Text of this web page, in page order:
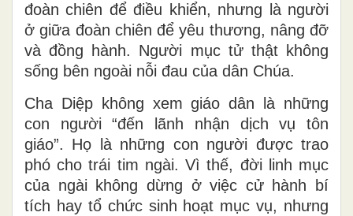
đoàn chiên để điều khiển, nhưng là người
ở giữa đoàn chiên để yêu thương, nâng đỡ
và đồng hành. Người mục tử thật không
sống bên ngoài nỗi đau của dân Chúa.
Cha Diệp không xem giáo dân là những
con người “đến lãnh nhận dịch vụ tôn
giáo”. Họ là những con người được trao
phó cho trái tim ngài. Vì thế, đời linh mục
của ngài không dừng ở việc cử hành bí
tích hay tổ chức sinh hoạt mục vụ, nhưng